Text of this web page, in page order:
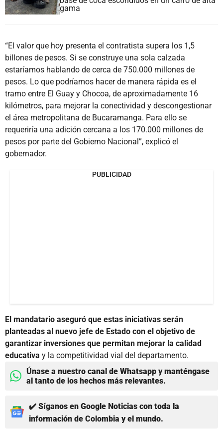
gama
“El valor que hoy presenta el contratista supera los 1,5
billones de pesos. Si se construye una sola calzada
estaríamos hablando de cerca de 750.000 millones de
pesos. Lo que podríamos hacer de manera rápida es el
tramo entre El Guay y Chocoa, de aproximadamente 16
kilómetros, para mejorar la conectividad y descongestionar
el área metropolitana de Bucaramanga. Para ello se
requeriría una adición cercana a los 170.000 millones de
pesos por parte del Gobierno Nacional”, explicó el
gobernador.
PUBLICIDAD
El mandatario aseguró que estas iniciativas serán
planteadas al nuevo jefe de Estado con el objetivo de
garantizar inversiones que permitan mejorar la calidad
educativa y la competitividad vial del departamento.
Únase a nuestro canal de Whatsapp y manténgase
al tanto de los hechos más relevantes.
✔️ Síganos en Google Noticias con toda la
información de Colombia y el mundo.